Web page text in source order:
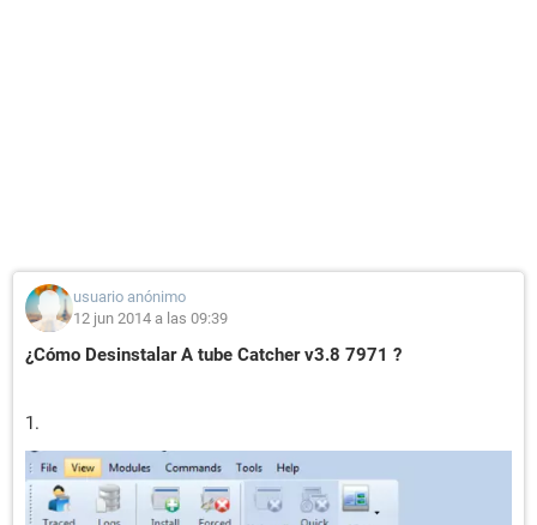
usuario anónimo
12 jun 2014 a las 09:39
¿Cómo Desinstalar A tube Catcher v3.8 7971 ?
1.